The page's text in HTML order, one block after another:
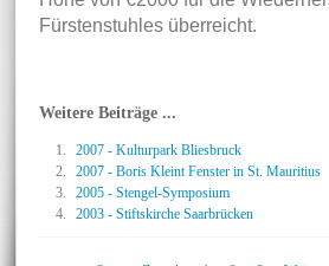
Fürstenstuhles überreicht.
Weitere Beiträge ...
2007 - Kulturpark Bliesbruck
2007 - Boris Kleint Fenster in St. Mauritius
2005 - Stengel-Symposium
2003 - Stiftskirche Saarbrücken